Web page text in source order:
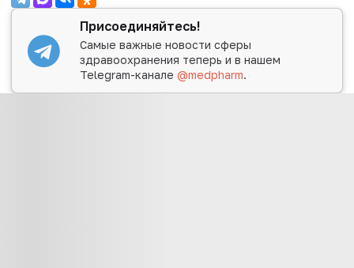
Присоединяйтесь!
Самые важные новости сферы
здравоохранения теперь и в нашем
Telegram-канале@medpharm.